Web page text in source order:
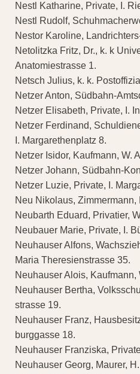
Nestl Katharine, Private, I.
Nestl Rudolf,
Nestor Karoline,
Netolitzka Fritz, Dr., k. k
Anatomiestrasse 1.
Netsch Julius, k. k.
Netzer Anton, Südbahn-
Netzer Elisabeth, Private, I.
Netzer Ferdinand,
I. Margarethenplatz 8.
Netzer Isidor, Kaufmann, W.
Netzer Johann, Südbahn-
Netzer Luzie, Private, I.
Neu Nikolaus,
Neubarth Eduard, Privatier,
Neubauer Marie, Private, I.
Neuhauser Alfons,
Maria Theresienstrasse 35.
Neuhauser Alois, Kaufmann,
Neuhauser Bertha,
strasse 19.
Neuhauser Franz,
burggasse 18.
Neuhauser Franziska,
Neuhauser Georg, Maurer,